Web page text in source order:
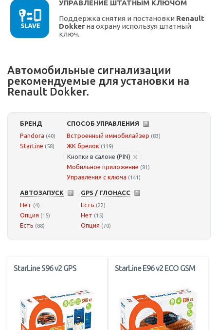
УПРАВЛЕНИЕ ШТАТНЫМ КЛЮЧОМ
Поддержка снятия и постановки Renault
Dokker на охрану используя штатный
ключ.
Автомобильные сигнализации
рекомендуемые для установки на
Renault Dokker.
БРЕНД
Pandora (40)
StarLine (58)
СПОСОБ УПРАВЛЕНИЯ
Встроенный иммобилайзер (83)
ЖК брелок (119)
Кнопки в салоне (PIN)
Мобильное приложение (81)
Управления с ключа (141)
АВТОЗАПУСК
Нет (4)
Опция (15)
Есть (88)
GPS / ГЛОНАСС
Есть (22)
Нет (15)
Опция (70)
StarLine S96 v2 GPS StarLine E96 v2 ECO GSM